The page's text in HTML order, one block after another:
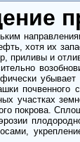
хотя их
приливы и
участках
покрова.